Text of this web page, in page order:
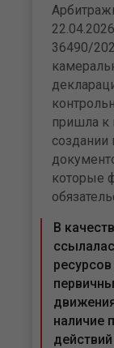
36490/
пришла
которые
В
наличие